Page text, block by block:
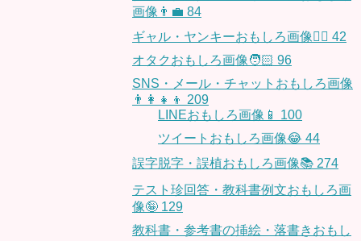
画像👨‍💼 84
ギャル・ヤンキーおもしろ画像👱‍♀️ 42
オタクおもしろ画像🧑🏻 96
SNS・メール・チャットおもしろ画像
👨‍👩‍👧‍👦 209
LINEおもしろ画像📱 100
ツイートおもしろ画像😂 44
誤字脱字・誤植おもしろ画像📚 274
テスト珍回答・教科書例文おもしろ画
像🤪 129
教科書・参考書の挿絵・落書きおもし